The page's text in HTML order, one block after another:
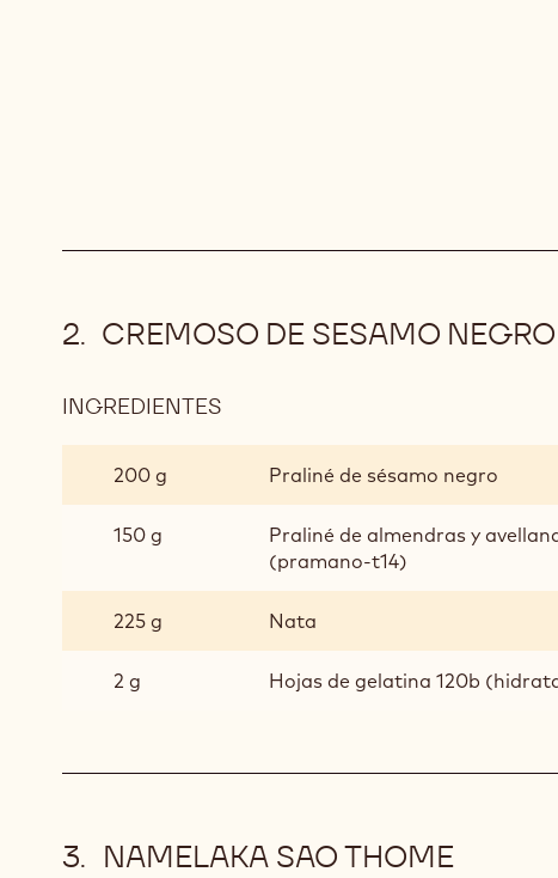
CREMOSO DE SESAMO NEGRO
INGREDIENTES
NEGRO
200 g Praliné de sésamo negro
150 g
Praliné de almendras y
(pramano-t14)
225 g Nata
2 g Hojas de gelatina 120b
NAMELAKA SAO THOME